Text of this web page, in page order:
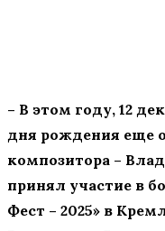
– В этом году, 12
дня рождения еще
композитора –
принял участие в
Фест – 2025» в